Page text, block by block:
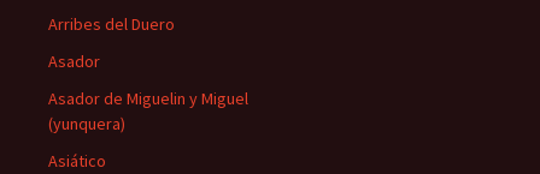
Arribes del Duero
Asador
Asador de Miguelin y Miguel
(yunquera)
Asiático